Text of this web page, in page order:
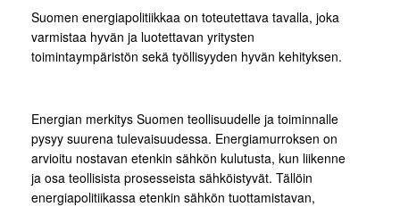
Suomen energiapolitiikkaa on toteutettava tavalla, joka
varmistaa hyvän ja luotettavan yritysten
toimintaympäristön sekä työllisyyden hyvän kehityksen.
Energian merkitys Suomen teollisuudelle ja toiminnalle
pysyy suurena tulevaisuudessa. Energiamurroksen on
arvioitu nostavan etenkin sähkön kulutusta, kun liikenne
ja osa teollisista prosesseista sähköistyvät. Tällöin
energiapolitiikassa etenkin sähkön tuottamistavan,